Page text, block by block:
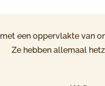
een oppervlakte van
Ze hebben allemaal